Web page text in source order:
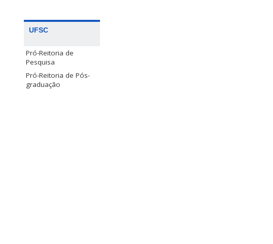
UFSC
Pró-Reitoria de
Pesquisa
Pró-Reitoria de Pós-
graduação